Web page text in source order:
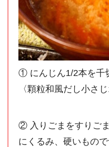
① にんじん1/2本を千
〈顆粒和風だし小さ
② 入りごまをすりご
にくるみ、硬いもの